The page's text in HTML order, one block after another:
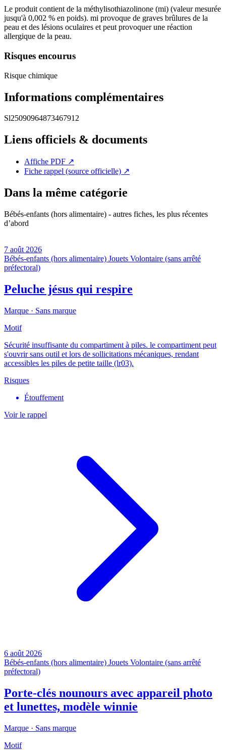
Le produit contient de la méthylisothiazolinone (mi) (valeur mesurée
jusqu'à 0,002 % en poids). mi provoque de graves brûlures de la
peau et des lésions oculaires et peut provoquer une réaction
allergique de la peau.
Risques encourus
Risque chimique
Informations complémentaires
Sl25090964873467912
Liens officiels & documents
Affiche PDF ↗
Fiche rappel (source officielle) ↗
Dans la même catégorie
Bébés-enfants (hors alimentaire) - autres fiches, les plus récentes
d’abord
7 août 2026
Bébés-enfants (hors alimentaire) Jouets Volontaire (sans arrêté
préfectoral)
Peluche jésus qui respire
Marque · Sans marque
Motif
Sécurité insuffisante du compartiment à piles. le compartiment peut
s'ouvrir sans outil et lors de sollicitations mécaniques, rendant
accessibles les piles de petite taille (lr03).
Risques
Étouffement
Voir le rappel
6 août 2026
Bébés-enfants (hors alimentaire) Jouets Volontaire (sans arrêté
préfectoral)
Porte-clés nounours avec appareil photo
et lunettes, modèle winnie
Marque · Sans marque
Motif